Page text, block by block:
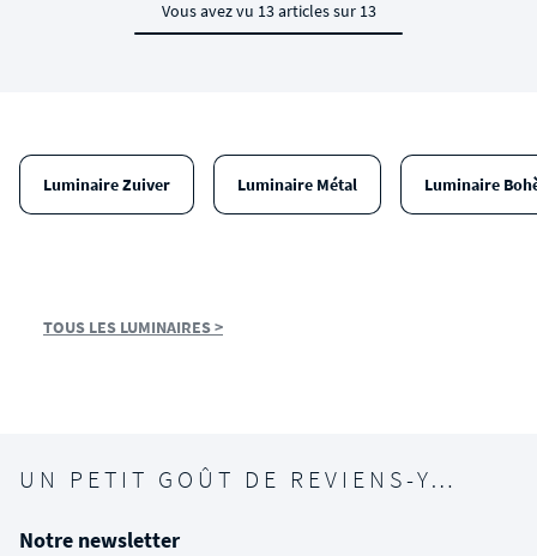
Vous avez vu 13 articles sur 13
Luminaire Zuiver Luminaire Métal Luminaire
TOUS LES LUMINAIRES >
UN PETIT GOÛT DE REVIENS-Y…
Notre newsletter